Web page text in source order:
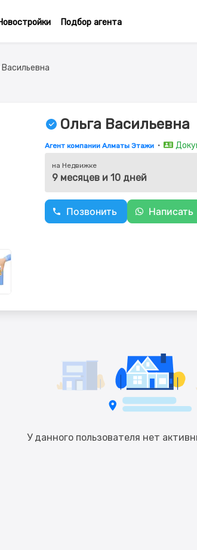
Подбор агента
Васильевна
Ольга Васильевна
Агент компании Алматы Этажи・
на Недвижке
9 месяцев и 10 дней
Позвонить Написать
У данного пользователя нет